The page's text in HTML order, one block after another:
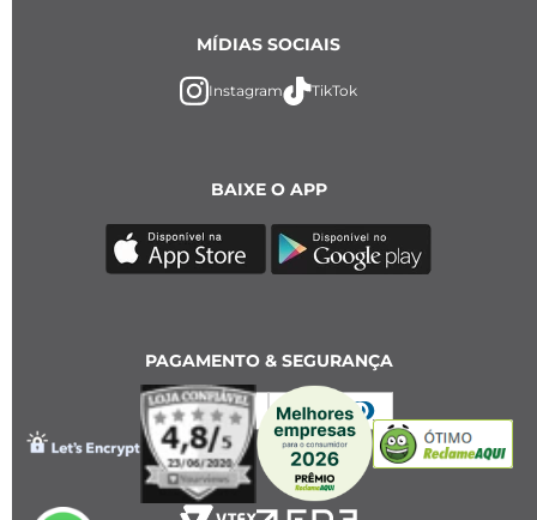
BAIXE O APP
MÍDIAS SOCIAIS
Instagram TikTok
PAGAMENTO & SEGURANÇA